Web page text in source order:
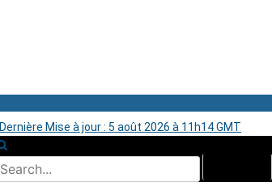
Dernière Mise à jour : 5 août 2026 à 11h14 GMT